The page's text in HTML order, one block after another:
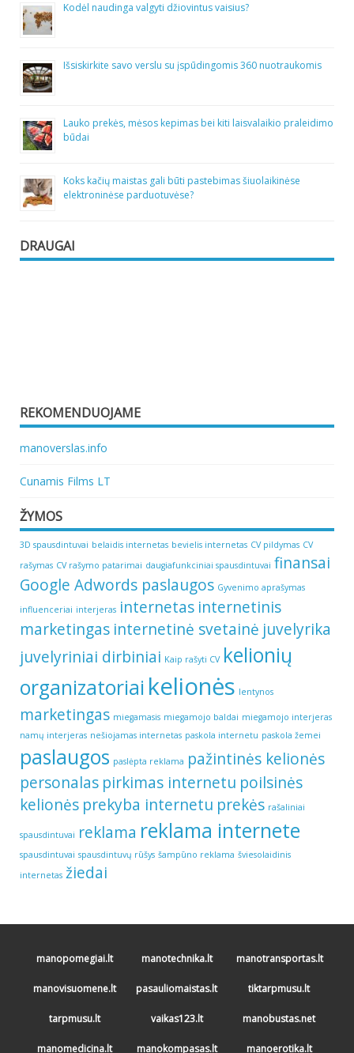
Kodėl naudinga valgyti džiovintus vaisius?
Išsiskirkite savo verslu su įspūdingomis 360 nuotraukomis
Lauko prekės, mėsos kepimas bei kiti laisvalaikio praleidimo
būdai
Koks kačių maistas gali būti pastebimas šiuolaikinėse
elektroninėse parduotuvėse?
DRAUGAI
REKOMENDUOJAME
manoverslas.info
Cunamis Films LT
ŽYMOS
3D spausdintuvai belaidis internetas bevielis internetas CV pildymas CV
rašymas CV rašymo patarimai daugiafunkciniai spausdintuvai finansai
Google Adwords paslaugos Gyvenimo aprašymas
influenceriai interjeras internetas internetinis
marketingas internetinė svetainė juvelyrika
juvelyriniai dirbiniai Kaip rašyti CV kelionių
organizatoriai kelionės lentynos
marketingas miegamasis miegamojo baldai miegamojo interjeras
namų interjeras nešiojamas internetas paskola internetu paskola žemei
paslaugos paslėpta reklama pažintinės kelionės
personalas pirkimas internetu poilsinės
kelionės prekyba internetu prekės rašaliniai
spausdintuvai reklama reklama internete
spausdintuvai spausdintuvų rūšys šampūno reklama šviesolaidinis
internetas žiedai
manopomegiai.lt manotechnika.lt manotransportas.lt
manovisuomene.lt pasauliomaistas.lt tiktarpmusu.lt
tarpmusu.lt vaikas123.lt manobustas.net
manomedicina.lt manokompasas.lt manoerotika.lt